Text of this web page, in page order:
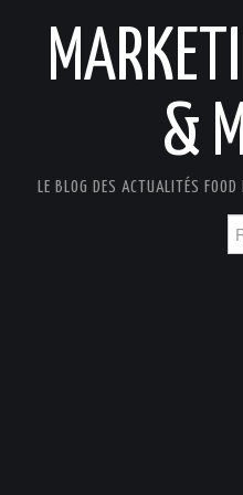
&
LE BLOG DES ACTUALITÉS